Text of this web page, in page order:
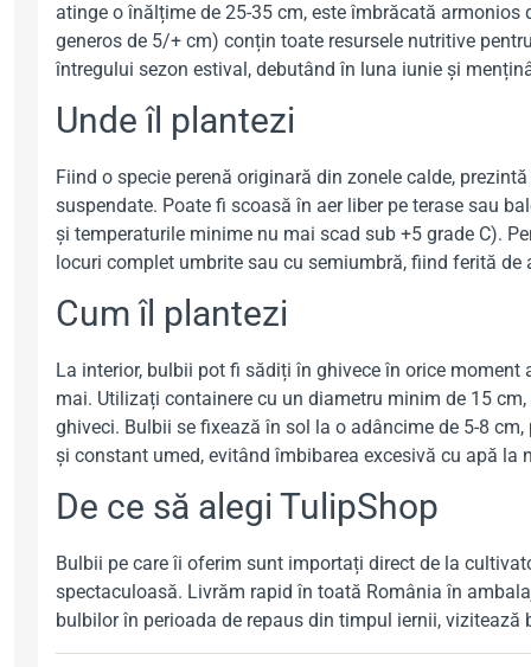
atinge o înălțime de 25-35 cm, este îmbrăcată
generos de 5/+ cm) conțin toate resursele nutritive
întregului sezon estival, debutând în luna iunie și
Unde îl plantezi
Fiind o specie perenă originară din zonele calde,
suspendate. Poate fi scoasă în aer liber pe terase sau
și temperaturile minime nu mai scad sub +5 grade C).
locuri complet umbrite sau cu semiumbră, fiind ferită
Cum îl plantezi
La interior, bulbii pot fi sădiți în ghivece în orice
mai. Utilizați containere cu un diametru minim de 15
ghiveci. Bulbii se fixează în sol la o adâncime de 5-8
și constant umed, evitând îmbibarea excesivă cu apă la
De ce să alegi TulipShop
Bulbii pe care îi oferim sunt importați direct de la
spectaculoasă. Livrăm rapid în toată România în
bulbilor în perioada de repaus din timpul iernii, vizitează